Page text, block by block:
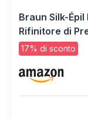
Braun Silk-
Rifinitore di
Accessori,
Fg1100 Rosa
17% di sconto